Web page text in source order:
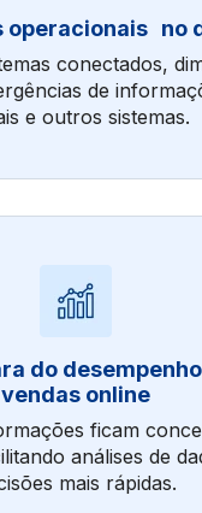
operacionais no
conectados,
de
e outros sistemas.
do
vendas online
ficam
análises de
mais rápidas.